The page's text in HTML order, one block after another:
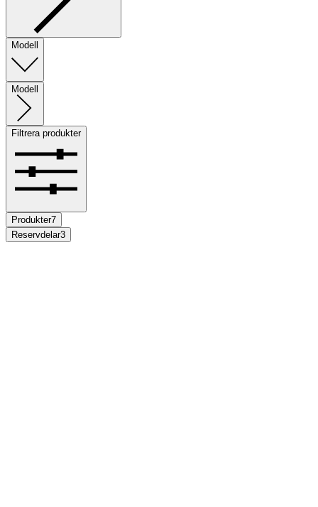
Modell
Modell
Filtrera produkter
Produkter7
Reservdelar3